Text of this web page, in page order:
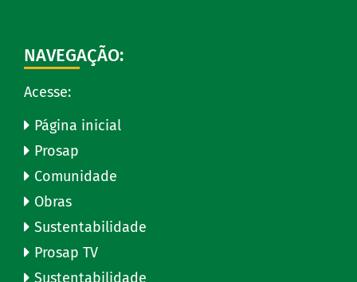
NAVEGAÇÃO:
Acesse:
Página inicial
Prosap
Comunidade
Obras
Sustentabilidade
Prosap TV
Sustentabilidade